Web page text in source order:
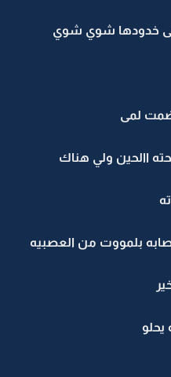
خدودها شوي شوي
لمى
االحين ولي هناك
بلمووت من العصبيه